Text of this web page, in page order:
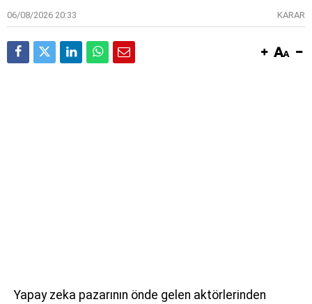
06/08/2026 20:33 KARAR
Yapay zeka pazarının önde gelen aktörlerinden